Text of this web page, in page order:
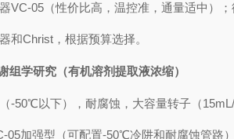
VC-05（性价比高，温控准，通量适中）
和Christ，根据预算选择。
组学研究（有机溶剂提取液浓缩）
-50℃以下），耐腐蚀，大容量转子（15mL/
05加强型（可配置-50℃冷阱和耐腐蚀管路